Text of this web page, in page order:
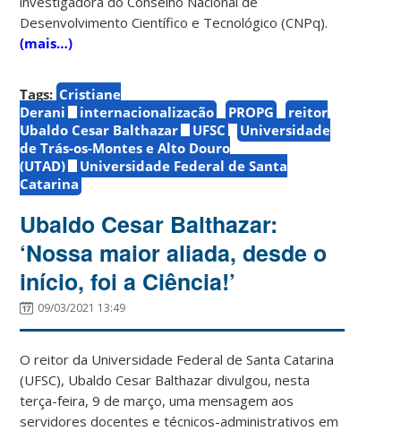
Desenvolvimento Científico e Tecnológico (CNPq).
(mais…)
Tags: Cristiane
Derani
internacionalização PROPG
reitor
Ubaldo Cesar Balthazar
UFSC
Universidade
de Trás-os-Montes e Alto Douro
(UTAD)
Universidade Federal de Santa
Catarina
Ubaldo Cesar Balthazar:
‘Nossa maior aliada, desde o
início, foi a Ciência!’
09/03/2021 13:49
O reitor da Universidade Federal de Santa Catarina
(UFSC), Ubaldo Cesar Balthazar divulgou, nesta
terça-feira, 9 de março, uma mensagem aos
servidores docentes e técnicos-administrativos em